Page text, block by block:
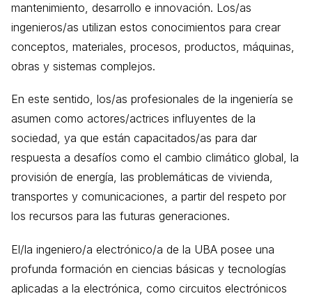
mantenimiento, desarrollo e innovación. Los/as
ingenieros/as utilizan estos conocimientos para crear
conceptos, materiales, procesos, productos, máquinas,
obras y sistemas complejos.
En este sentido, los/as profesionales de la ingeniería se
asumen como actores/actrices influyentes de la
sociedad, ya que están capacitados/as para dar
respuesta a desafíos como el cambio climático global, la
provisión de energía, las problemáticas de vivienda,
transportes y comunicaciones, a partir del respeto por
los recursos para las futuras generaciones.
El/la ingeniero/a electrónico/a de la UBA posee una
profunda formación en ciencias básicas y tecnologías
aplicadas a la electrónica, como circuitos electrónicos